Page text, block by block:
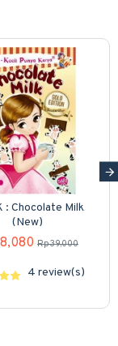
: Chocolate Milk
(New)
Rp39,000
4 review(s)